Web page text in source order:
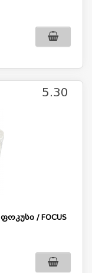
5.30
/ FOCUS